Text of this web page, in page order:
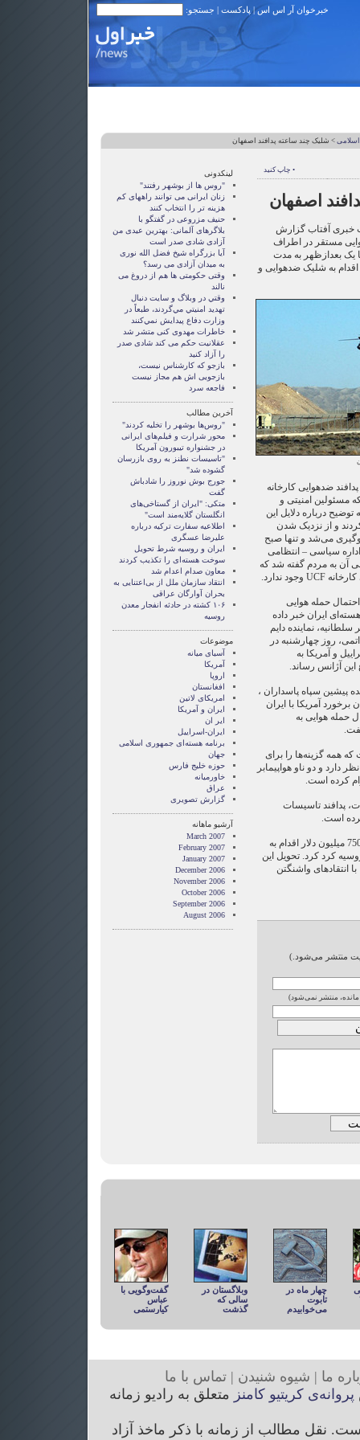
خبرخوان آر اس اس| پادکست | جستجو:
> شلیک چند ساعته پدافند اصفهان
• چاپ کنید
اصفهان
خبری آفتاب گزارش
مستقر در اطراف
9 صبح تا یک بعدازظهر به مدت
به شلیک ضدهوایی و
ضدهوایی کارخانه
امنیتی و
توضیح درباره دلایل این
و از نزدیک شدن
می‌شد و تنها صبح
سیاسی – انتظامی
آن به مردم گفته شد که
کارخانهUCF وجود ندارد.
احتمال حمله هوایی
ایران خبر داده
نماینده دایم
روز چهارشنبه در
و آمریکا به
آژانس رساند.
پیشین سپاه پاسداران ،
برخورد آمریکا با ایران
حمله هوایی به
همه گزینه‌ها را برای
دارد و دو ناو هواپیمابر
کرده است.
پدافند تاسیسات
است.
تهران با عقد قراردادی به ارزش 750 میلیون دلار اقدام به
پدافندی تور-ام1 از روسیه کرد کرد. تحویل این
انتقاد‌های واشنگتن
منتشر می‌شود.)
مانده، منتشر نمی‌شود)
لینکدونی
"روس ها از بوشهر رفتند"
زنان ايرانی می توانند راههای کم
هزينه تر را انتخاب کنند
حنیف مزروعی در گفتگو با
بلاگرهای آلمانی: بهترین عیدی من
آزادی شادی صدر است
آيا بزرگراه شيخ فضل الله نوری
به ميدان آزادی می رسد؟
وقتی حکومتی ها هم از دروغ می
نالند
وقتي در وبلاگ و سايت دنبال
تهديد امنيتي مي‌گردند، طبعاً در
وزارت دفاع پيدايش نمي‌كنند
خاطرات مهدوی كنی متشر شد
عقلانيت حکم می کند شادی صدر
را آزاد کنيد
بازجو که کارشناس نیست،
بازجویی اش هم مجاز نیست
فاجعه سرد
آخرین مطالب
"روس‌ها بوشهر را تخلیه کردند"
محور شرارت و فیلم‌های ایرانی
در جشنواره تیبورون آمریکا
"تاسیسات نطنز به روی بازرسان
گشوده شد"
جورج بوش نوروز را شادباش
گفت
متکی: "ایران از گستاخی‌های
انگلستان گلایه‌مند است"
اطلاعیه سفارت ترکیه درباره
علیرضا عسگری
ایران و روسیه شرط تحویل
سوخت هسته‌ای را تکذیب کردند
معاون صدام اعدام شد
انتقاد سازمان ملل از بی‌اعتنایی به
بحران آوارگان عراقی
۱۰۶ کشته در حادثه انفجار معدن
روسیه
موضوعات
آسيای ميانه
آمریکا
اروپا
افغانستان
امریکای لاتین
ايران و آمريکا
ایر ان
ایران-اسراییل
برنامه هسته‌ای جمهوری اسلامی
جهان
حوزه خلیج فارس
خاورمیانه
عراق
گزارش تصويری
آرشیو ماهانه
March 2007
February 2007
January 2007
December 2006
November 2006
October 2006
September 2006
August 2006
چهار ماه در
تابوت
می‌خوابیدم
وبلاگستان در
سالی که
گذشت
گفت‌وگویی با
عباس
کیارستمی
ه ما | شیوه شنیدن |تماس با ما
پروانه‌ی کریتیو کامنز متعلق به رادیو زمانه
نقل مطالب از زمانه با ذکر ماخذ آزاد